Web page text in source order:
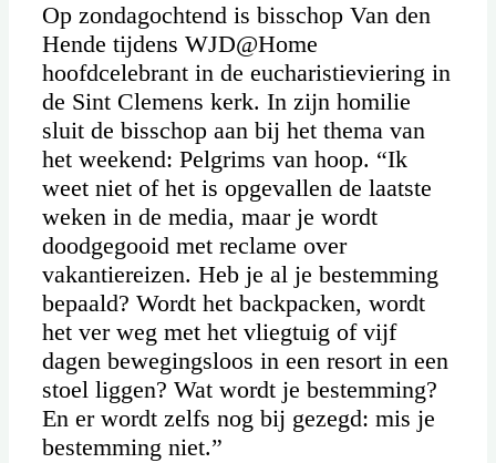
Op zondagochtend is bisschop Van den
Hende tijdens WJD@Home
hoofdcelebrant in de eucharistieviering in
de Sint Clemens kerk. In zijn homilie
sluit de bisschop aan bij het thema van
het weekend: Pelgrims van hoop. “Ik
weet niet of het is opgevallen de laatste
weken in de media, maar je wordt
doodgegooid met reclame over
vakantiereizen. Heb je al je bestemming
bepaald? Wordt het backpacken, wordt
het ver weg met het vliegtuig of vijf
dagen bewegingsloos in een resort in een
stoel liggen? Wat wordt je bestemming?
En er wordt zelfs nog bij gezegd: mis je
bestemming niet.”